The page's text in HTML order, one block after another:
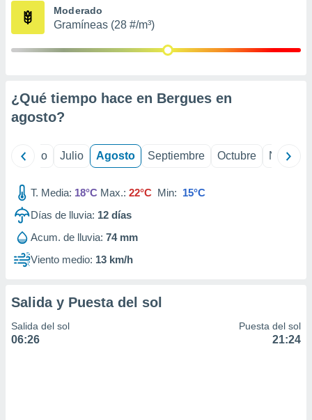
publicidad
1199
Moderado
Gramíneas (28 #/m³)
¿Qué tiempo hace en Bergues en
agosto?
Junio Julio Agosto Septiembre Octubre
T. Media: 18°C Max.: 22°C Min: 15°C
Días de lluvia: 12 días
Acum. de lluvia: 74 mm
Viento medio: 13 km/h
Salida y Puesta del sol
Salida del sol
06:26
Puesta del sol
21:24